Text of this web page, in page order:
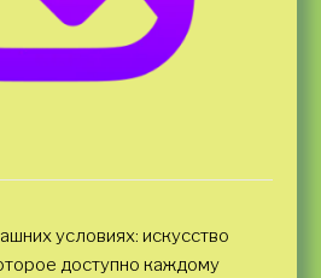
условиях: искусство
доступно каждому